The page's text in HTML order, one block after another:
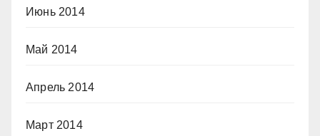
Июнь 2014
Май 2014
Апрель 2014
Март 2014